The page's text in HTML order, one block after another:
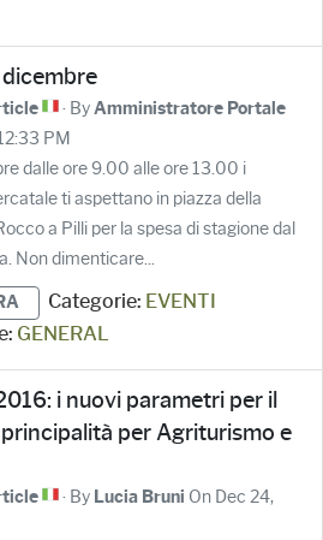
· ByAmministratore Portale
PM
dalle ore 9.00 alle ore 13.00 i
ti aspettano in piazza della
a Pilli per la spesa di stagione dal
Non dimenticare...
Categorie: EVENTI
GENERAL
i nuovi parametri per il
per Agriturismo e
· By Lucia Bruni On Dec 24,